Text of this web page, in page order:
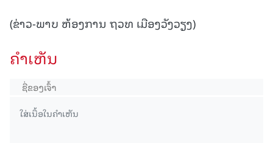
(ຂ່າວ-ພາບ ຫ້ອງການ ຖວທ ເມືອງວັງວຽງ)
ຄໍາເຫັນ